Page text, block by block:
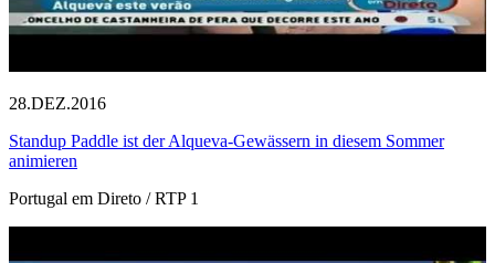
28.DEZ.2016
Standup Paddle ist der Alqueva-Gewässern in diesem Sommer
animieren
Portugal em Direto / RTP 1